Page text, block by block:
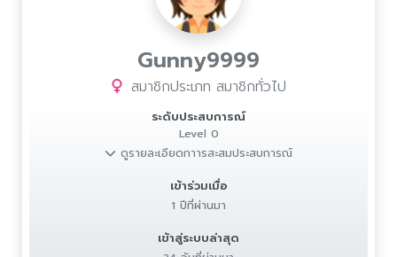
Gunny9999
สมาชิกประเภท สมาชิกทั่วไป
ระดับประสบการณ์
Level 0
ดูรายละเอียดกาารสะสมประสบการณ์
เข้าร่วมเมื่อ
1 ปีที่ผ่านมา
เข้าสู่ระบบล่าสุด